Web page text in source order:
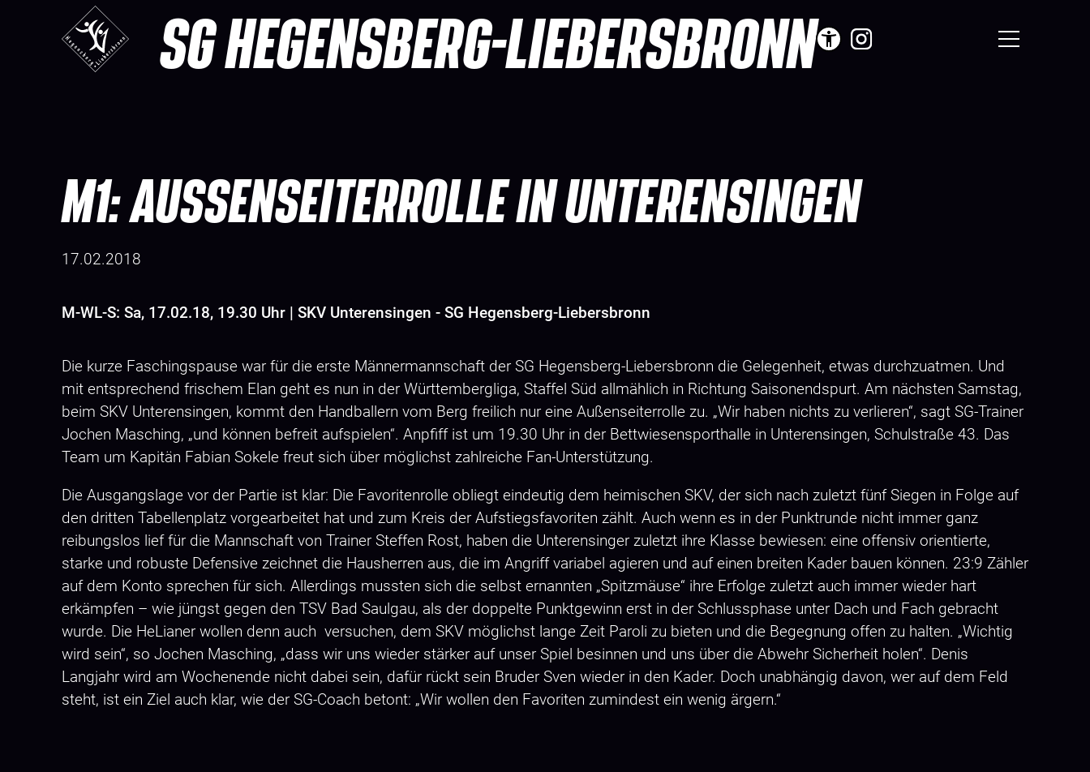
SG HEGENSBERG-LIEBERSBRONN
M1: AUSSENSEITERROLLE IN UNTERENSINGEN
17.02.2018
M-WL-S: Sa, 17.02.18, 19.30 Uhr | SKV Unterensingen - SG Hegensberg-Liebersbronn
Die kurze Faschingspause war für die erste Männermannschaft der SG Hegensberg-Liebersbronn die Gelegenheit, etwas durchzuatmen. Und
mit entsprechend frischem Elan geht es nun in der Württembergliga, Staffel Süd allmählich in Richtung Saisonendspurt. Am nächsten Samstag,
beim SKV Unterensingen, kommt den Handballern vom Berg freilich nur eine Außenseiterrolle zu. „Wir haben nichts zu verlieren“, sagt SG-Trainer
Jochen Masching, „und können befreit aufspielen“. Anpfiff ist um 19.30 Uhr in der Bettwiesensporthalle in Unterensingen, Schulstraße 43. Das
Team um Kapitän Fabian Sokele freut sich über möglichst zahlreiche Fan-Unterstützung.
Die Ausgangslage vor der Partie ist klar: Die Favoritenrolle obliegt eindeutig dem heimischen SKV, der sich nach zuletzt fünf Siegen in Folge auf
den dritten Tabellenplatz vorgearbeitet hat und zum Kreis der Aufstiegsfavoriten zählt. Auch wenn es in der Punktrunde nicht immer ganz
reibungslos lief für die Mannschaft von Trainer Steffen Rost, haben die Unterensinger zuletzt ihre Klasse bewiesen: eine offensiv orientierte,
starke und robuste Defensive zeichnet die Hausherren aus, die im Angriff variabel agieren und auf einen breiten Kader bauen können. 23:9 Zähler
auf dem Konto sprechen für sich. Allerdings mussten sich die selbst ernannten „Spitzmäuse“ ihre Erfolge zuletzt auch immer wieder hart
erkämpfen – wie jüngst gegen den TSV Bad Saulgau, als der doppelte Punktgewinn erst in der Schlussphase unter Dach und Fach gebracht
wurde. Die HeLianer wollen denn auch versuchen, dem SKV möglichst lange Zeit Paroli zu bieten und die Begegnung offen zu halten. „Wichtig
wird sein“, so Jochen Masching, „dass wir uns wieder stärker auf unser Spiel besinnen und uns über die Abwehr Sicherheit holen“. Denis
Langjahr wird am Wochenende nicht dabei sein, dafür rückt sein Bruder Sven wieder in den Kader. Doch unabhängig davon, wer auf dem Feld
steht, ist ein Ziel auch klar, wie der SG-Coach betont: „Wir wollen den Favoriten zumindest ein wenig ärgern.“